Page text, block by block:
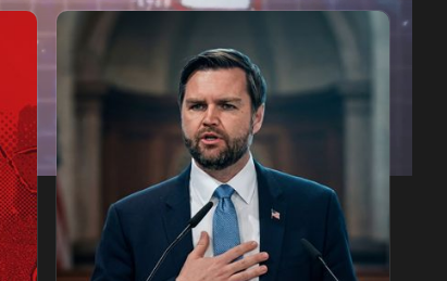
1x
جي دي فانس.. من الظلّ إلى النور